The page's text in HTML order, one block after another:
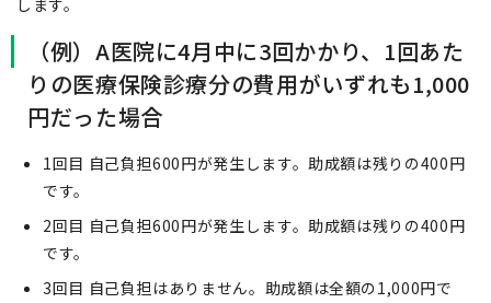
します。
（例）A医院に4月中に3回かかり、1回あた
りの医療保険診療分の費用がいずれも1,000
円だった場合
1回目 自己負担600円が発生します。助成額は残りの400円
です。
2回目 自己負担600円が発生します。助成額は残りの400円
です。
3回目 自己負担はありません。助成額は全額の1,000円で